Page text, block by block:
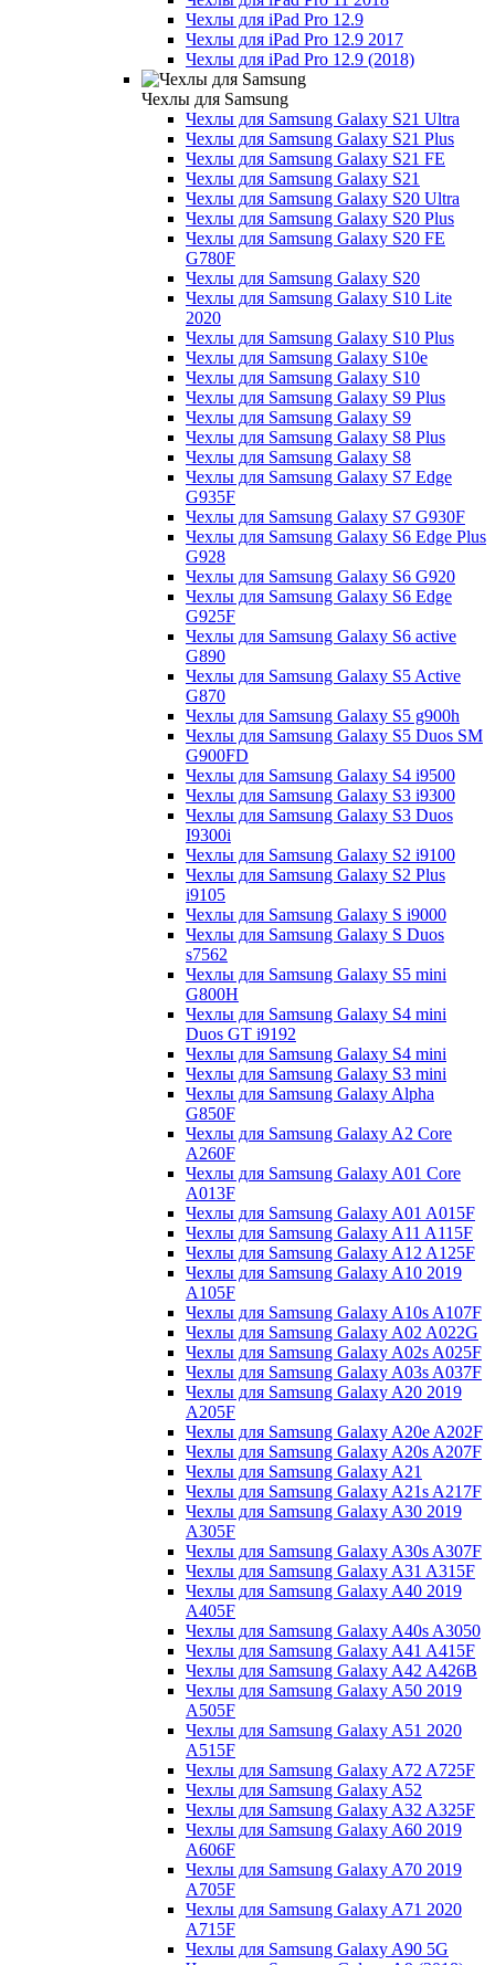
Чехлы для iPad Pro 12.9
Чехлы для iPad Pro 12.9 2017
Чехлы для iPad Pro 12.9 (2018)
Чехлы для Samsung
Чехлы для Samsung Galaxy S21 Ultra
Чехлы для Samsung Galaxy S21 Plus
Чехлы для Samsung Galaxy S21 FE
Чехлы для Samsung Galaxy S21
Чехлы для Samsung Galaxy S20 Ultra
Чехлы для Samsung Galaxy S20 Plus
Чехлы для Samsung Galaxy S20 FE
G780F
Чехлы для Samsung Galaxy S20
Чехлы для Samsung Galaxy S10 Lite
2020
Чехлы для Samsung Galaxy S10 Plus
Чехлы для Samsung Galaxy S10e
Чехлы для Samsung Galaxy S10
Чехлы для Samsung Galaxy S9 Plus
Чехлы для Samsung Galaxy S9
Чехлы для Samsung Galaxy S8 Plus
Чехлы для Samsung Galaxy S8
Чехлы для Samsung Galaxy S7 Edge
G935F
Чехлы для Samsung Galaxy S7 G930F
Чехлы для Samsung Galaxy S6 Edge Plus
G928
Чехлы для Samsung Galaxy S6 G920
Чехлы для Samsung Galaxy S6 Edge
G925F
Чехлы для Samsung Galaxy S6 active
G890
Чехлы для Samsung Galaxy S5 Active
G870
Чехлы для Samsung Galaxy S5 g900h
Чехлы для Samsung Galaxy S5 Duos SM
G900FD
Чехлы для Samsung Galaxy S4 i9500
Чехлы для Samsung Galaxy S3 i9300
Чехлы для Samsung Galaxy S3 Duos
I9300i
Чехлы для Samsung Galaxy S2 i9100
Чехлы для Samsung Galaxy S2 Plus
i9105
Чехлы для Samsung Galaxy S i9000
Чехлы для Samsung Galaxy S Duos
s7562
Чехлы для Samsung Galaxy S5 mini
G800H
Чехлы для Samsung Galaxy S4 mini
Duos GT i9192
Чехлы для Samsung Galaxy S4 mini
Чехлы для Samsung Galaxy S3 mini
Чехлы для Samsung Galaxy Alpha
G850F
Чехлы для Samsung Galaxy A2 Core
A260F
Чехлы для Samsung Galaxy A01 Core
A013F
Чехлы для Samsung Galaxy A01 A015F
Чехлы для Samsung Galaxy A11 A115F
Чехлы для Samsung Galaxy A12 A125F
Чехлы для Samsung Galaxy A10 2019
A105F
Чехлы для Samsung Galaxy A10s A107F
Чехлы для Samsung Galaxy A02 A022G
Чехлы для Samsung Galaxy A02s A025F
Чехлы для Samsung Galaxy A03s A037F
Чехлы для Samsung Galaxy A20 2019
A205F
Чехлы для Samsung Galaxy A20e A202F
Чехлы для Samsung Galaxy A20s A207F
Чехлы для Samsung Galaxy A21
Чехлы для Samsung Galaxy A21s A217F
Чехлы для Samsung Galaxy A30 2019
A305F
Чехлы для Samsung Galaxy A30s A307F
Чехлы для Samsung Galaxy A31 A315F
Чехлы для Samsung Galaxy A40 2019
A405F
Чехлы для Samsung Galaxy A40s A3050
Чехлы для Samsung Galaxy A41 A415F
Чехлы для Samsung Galaxy A42 A426B
Чехлы для Samsung Galaxy A50 2019
A505F
Чехлы для Samsung Galaxy A51 2020
A515F
Чехлы для Samsung Galaxy A72 A725F
Чехлы для Samsung Galaxy A52
Чехлы для Samsung Galaxy A32 A325F
Чехлы для Samsung Galaxy A60 2019
A606F
Чехлы для Samsung Galaxy A70 2019
A705F
Чехлы для Samsung Galaxy A71 2020
A715F
Чехлы для Samsung Galaxy A90 5G